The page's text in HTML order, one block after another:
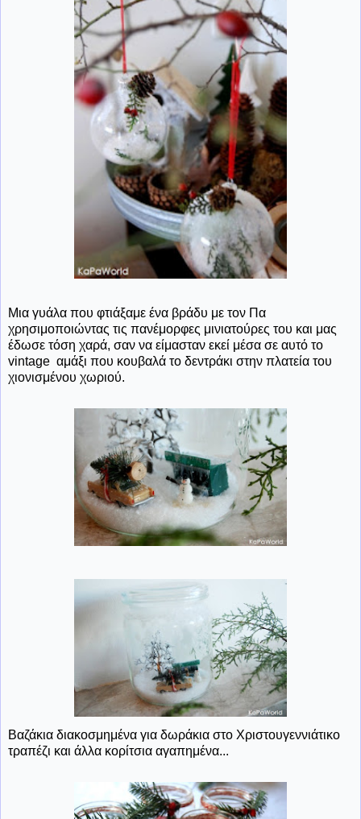
Μια γυάλα που φτιάξαμε ένα βράδυ με τον Πα
χρησιμοποιώντας τις πανέμορφες μινιατούρες του και μας
έδωσε τόση χαρά, σαν να είμασταν εκεί μέσα σε αυτό το
vintage αμάξι που κουβαλά το δεντράκι στην πλατεία του
χιονισμένου χωριού.
Βαζάκια διακοσμημένα για δωράκια στο Χριστουγεννιάτικο
τραπέζι και άλλα κορίτσια αγαπημένα...